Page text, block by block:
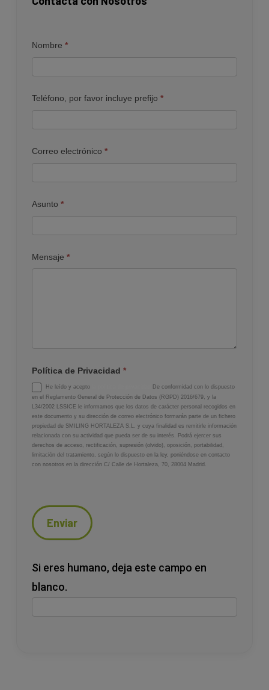
Contacto
Nombre *
Teléfono, por favor incluye prefijo *
Correo electrónico *
Asunto *
Mensaje *
Política de Privacidad *
He leído y acepto
en el Reglamento General de Protección de Datos (RGPD) 2016/679, y la
L34/2002 LSSICE le informamos que los datos de carácter personal recogidos en
este documento y su dirección de correo electrónico formarán parte de un fichero
propiedad de SMILING HORTALEZA S.L. y cuya finalidad es remitirle información
relacionada con su actividad que pueda ser de su interés. Podrá ejercer sus
derechos de acceso, rectificación, supresión (olvido), oposición, portabilidad,
limitación del tratamiento, según lo dispuesto en la ley, poniéndose en contacto
con nosotros en la dirección C/ Calle de Hortaleza, 70, 28004 Madrid.
Enviar
Si eres humano, deja este campo en
blanco.